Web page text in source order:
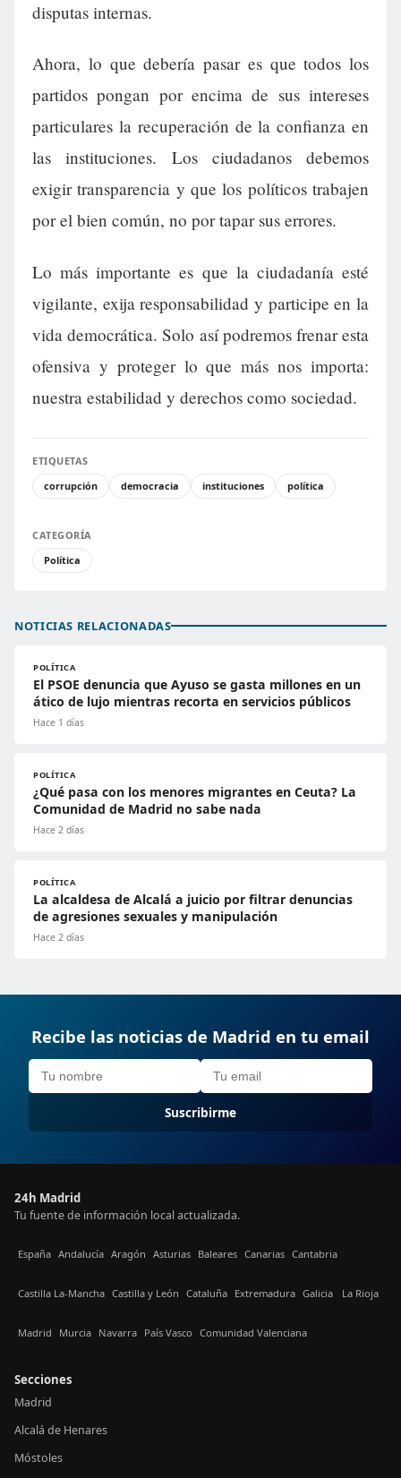
disputas internas.
Ahora, lo que debería pasar es que todos los
partidos pongan por encima de sus intereses
particulares la recuperación de la confianza en
las instituciones. Los ciudadanos debemos
exigir transparencia y que los políticos trabajen
por el bien común, no por tapar sus errores.
Lo más importante es que la ciudadanía esté
vigilante, exija responsabilidad y participe en la
vida democrática. Solo así podremos frenar esta
ofensiva y proteger lo que más nos importa:
nuestra estabilidad y derechos como sociedad.
ETIQUETAS
corrupción
democracia instituciones política
CATEGORÍA
Política
NOTICIAS RELACIONADAS
POLÍTICA
El PSOE denuncia que Ayuso se gasta millones en un
ático de lujo mientras recorta en servicios públicos
Hace 1 días
POLÍTICA
¿Qué pasa con los menores migrantes en Ceuta? La
Comunidad de Madrid no sabe nada
Hace 2 días
POLÍTICA
La alcaldesa de Alcalá a juicio por filtrar denuncias
de agresiones sexuales y manipulación
Hace 2 días
Recibe las noticias de Madrid en tu email
Suscribirme
24h Madrid
Tu fuente de información local actualizada.
España Andalucía Aragón Asturias Baleares Canarias Cantabria
Castilla La-Mancha Castilla y León Cataluña Extremadura Galicia La Rioja
Madrid Murcia Navarra País Vasco Comunidad Valenciana
Secciones
Madrid
Alcalá de Henares
Móstoles